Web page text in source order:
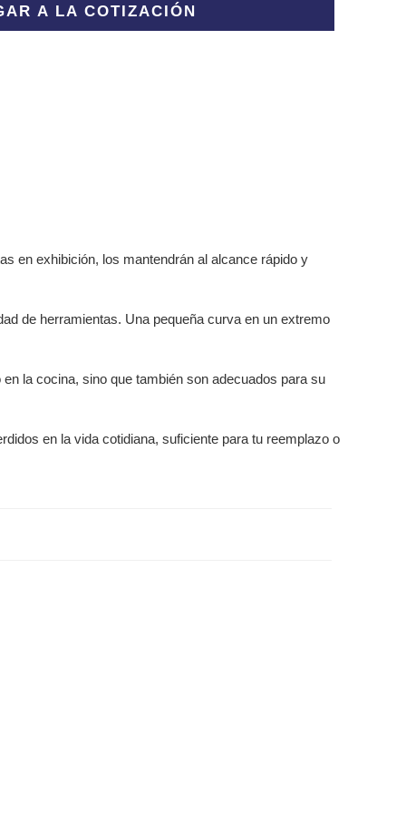
A LA COTIZACIÓN
en exhibición, los mantendrán al alcance rápido y
de herramientas. Una pequeña curva en un extremo
la cocina, sino que también son adecuados para su
en la vida cotidiana, suficiente para tu reemplazo o